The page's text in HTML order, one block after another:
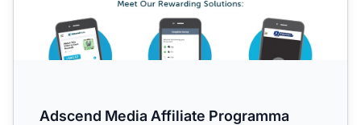
Adscend Media Affiliate Programma